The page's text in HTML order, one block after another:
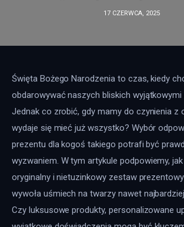
17 CZERWCA, 2025
Święta Bożego Narodzenia to czas, kiedy
obdarowywać naszych bliskich wyjątkowymi
Jednak co zrobić, gdy mamy do czynienia z
wydaje się mieć już wszystko? Wybór
prezentu dla kogoś takiego potrafi być
wyzwaniem. W tym artykule podpowiemy,
oryginalny i nietuzinkowy zestaw
wywoła uśmiech na twarzy nawet
Czy luksusowe produkty, personalizowane